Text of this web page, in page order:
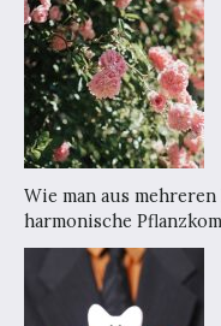
Wie man aus
harmonische